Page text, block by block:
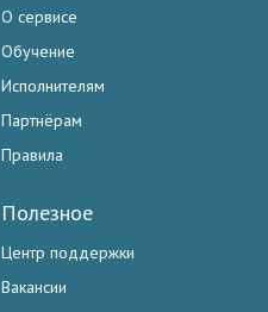
О сервисе
Обучение
Исполнителям
Партнёрам
Правила
Полезное
Центр поддержки
Вакансии